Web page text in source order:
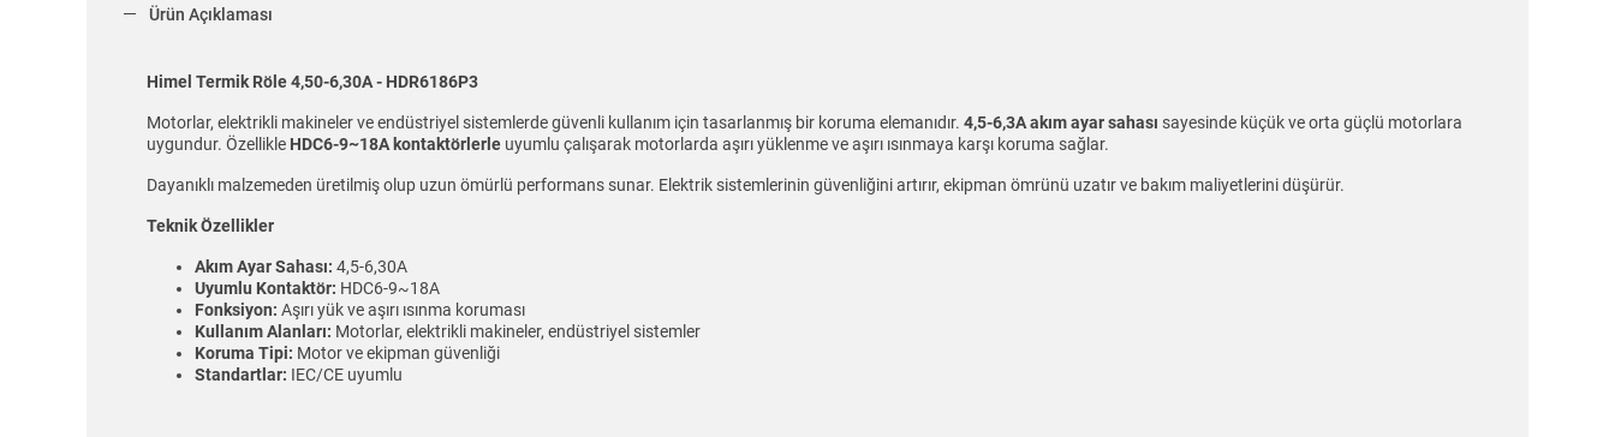
Ürün Açıklaması
Himel Termik Röle 4,50-6,30A - HDR6186P3
Motorlar, elektrikli makineler ve endüstriyel sistemlerde güvenli kullanım için tasarlanmış bir koruma elemanıdır. 4,5-6,3A akım ayar sahası sayesinde küçük ve orta güçlü motorlara
uygundur. Özellikle HDC6-9~18A kontaktörlerle uyumlu çalışarak motorlarda aşırı yüklenme ve aşırı ısınmaya karşı koruma sağlar.
Dayanıklı malzemeden üretilmiş olup uzun ömürlü performans sunar. Elektrik sistemlerinin güvenliğini artırır, ekipman ömrünü uzatır ve bakım maliyetlerini düşürür.
Teknik Özellikler
Akım Ayar Sahası: 4,5-6,30A
Uyumlu Kontaktör: HDC6-9~18A
Fonksiyon: Aşırı yük ve aşırı ısınma koruması
Kullanım Alanları: Motorlar, elektrikli makineler, endüstriyel sistemler
Koruma Tipi: Motor ve ekipman güvenliği
Standartlar: IEC/CE uyumlu